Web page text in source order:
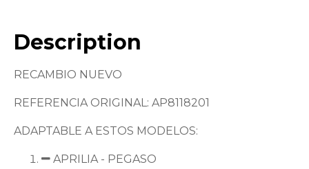
Description
RECAMBIO NUEVO
REFERENCIA ORIGINAL: AP8118201
ADAPTABLE A ESTOS MODELOS:
APRILIA - PEGASO